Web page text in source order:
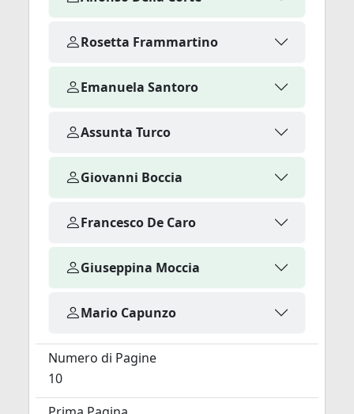
Rosetta Frammartino
Emanuela Santoro
Assunta Turco
Giovanni Boccia
Francesco De Caro
Giuseppina Moccia
Mario Capunzo
Numero di Pagine
10